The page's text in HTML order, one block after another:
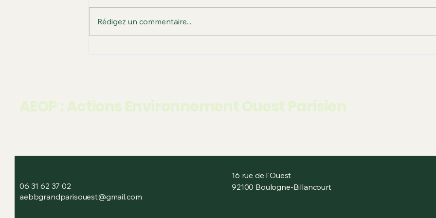
Rédigez un commentaire...
AEOP : Actions Environnement Ouest Parisien
06 31 62 37 02
aebbgrandparisouest@gmail.com
16 rue de l'Ouest
92100 Boulogne-Billancourt